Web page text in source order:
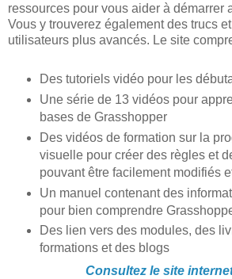
ressources pour vous aider à démarrer
Vous y trouverez également des trucs
utilisateurs plus avancés. Le site
Des tutoriels vidéo pour les
Une série de 13 vidéos pour
bases de Grasshopper
Des vidéos de formation sur la
visuelle pour créer des règles et
pouvant être facilement modifiés
Un manuel contenant des
pour bien comprendre
Des lien vers des modules, des
formations et des blogs
Consultez le site